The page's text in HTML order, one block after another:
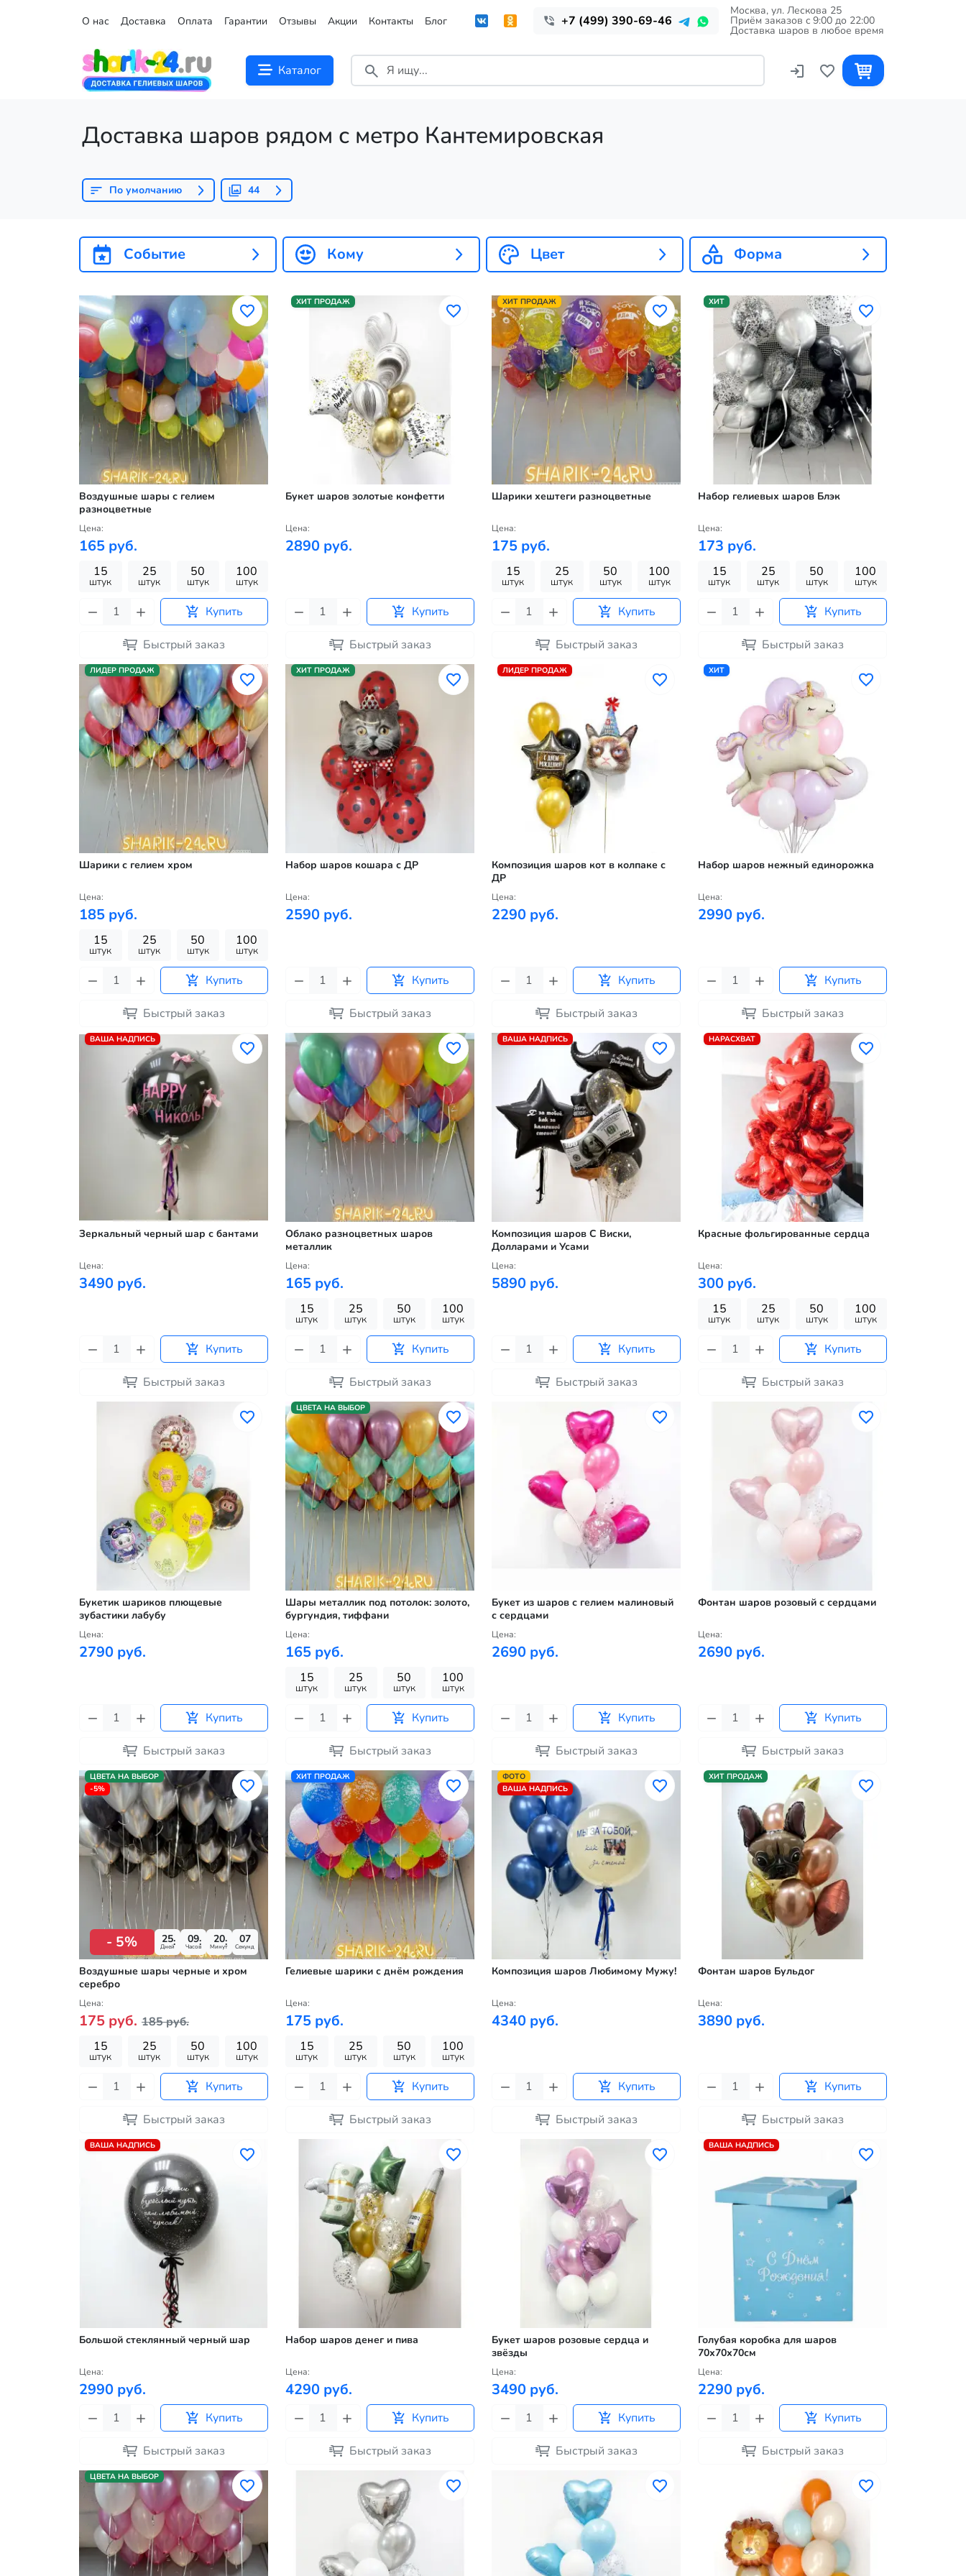
О нас Доставка Оплата Гарантии Отзывы Акции Контакты Блог +7 (499) 390-69-46
Москва, ул. Лескова 25
Приём заказов c 9:00 до 22:00
Доставка шаров в любое время
Каталог
Доставка шаров рядом с метро Кантемировская
По умолчанию 44
Событие Кому Цвет Форма
Воздушные шары с гелием
разноцветные
Цена:
165 руб.
15
штук
25
штук
50
штук
100
штук
Купить
Быстрый заказ
ХИТ ПРОДАЖ
Букет шаров золотые конфетти
Цена:
2890 руб.
Купить
Быстрый заказ
ХИТ ПРОДАЖ
Шарики хештеги разноцветные
Цена:
175 руб.
15
штук
25
штук
50
штук
100
штук
Купить
Быстрый заказ
ХИТ
Набор гелиевых шаров Блэк
Цена:
173 руб.
15
штук
25
штук
50
штук
100
штук
Купить
Быстрый заказ
ЛИДЕР ПРОДАЖ
Шарики с гелием хром
Цена:
185 руб.
15
штук
25
штук
50
штук
100
штук
Купить
Быстрый заказ
ХИТ ПРОДАЖ
Набор шаров кошара с ДР
Цена:
2590 руб.
Купить
Быстрый заказ
ЛИДЕР ПРОДАЖ
Композиция шаров кот в колпаке с
ДР
Цена:
2290 руб.
Купить
Быстрый заказ
ХИТ
Набор шаров нежный единорожка
Цена:
2990 руб.
Купить
Быстрый заказ
ВАША НАДПИСЬ
Зеркальный черный шар с бантами
Цена:
3490 руб.
Купить
Быстрый заказ
Облако разноцветных шаров
металлик
Цена:
165 руб.
15
штук
25
штук
50
штук
100
штук
Купить
Быстрый заказ
ВАША НАДПИСЬ
Композиция шаров С Виски,
Долларами и Усами
Цена:
5890 руб.
Купить
Быстрый заказ
НАРАСХВАТ
Красные фольгированные сердца
Цена:
300 руб.
15
штук
25
штук
50
штук
100
штук
Купить
Быстрый заказ
Букетик шариков плющевые
зубастики лабубу
Цена:
2790 руб.
Купить
Быстрый заказ
ЦВЕТА НА ВЫБОР
Шары металлик под потолок: золото,
бургундия, тиффани
Цена:
165 руб.
15
штук
25
штук
50
штук
100
штук
Купить
Быстрый заказ
Букет из шаров с гелием малиновый
с сердцами
Цена:
2690 руб.
Купить
Быстрый заказ
Фонтан шаров розовый с сердцами
Цена:
2690 руб.
Купить
Быстрый заказ
ЦВЕТА НА ВЫБОР
-5%
- 5% 25
Дней
09
Часов
20
Минут
06
Секунд
Воздушные шары черные и хром
серебро
Цена:
175 руб. 185 руб.
15
штук
25
штук
50
штук
100
штук
Купить
Быстрый заказ
ХИТ ПРОДАЖ
Гелиевые шарики с днём рождения
Цена:
175 руб.
15
штук
25
штук
50
штук
100
штук
Купить
Быстрый заказ
ФОТО
ВАША НАДПИСЬ
Композиция шаров Любимому Мужу!
Цена:
4340 руб.
Купить
Быстрый заказ
ХИТ ПРОДАЖ
Фонтан шаров Бульдог
Цена:
3890 руб.
Купить
Быстрый заказ
ВАША НАДПИСЬ
Большой стеклянный черный шар
Цена:
2990 руб.
Купить
Быстрый заказ
Набор шаров денег и пива
Цена:
4290 руб.
Купить
Быстрый заказ
Букет шаров розовые сердца и
звёзды
Цена:
3490 руб.
Купить
Быстрый заказ
ВАША НАДПИСЬ
Голубая коробка для шаров
70х70х70см
Цена:
2290 руб.
Купить
Быстрый заказ
ЦВЕТА НА ВЫБОР